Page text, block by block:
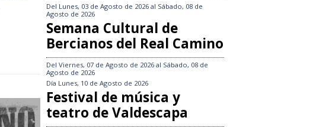
Del Lunes, 03 de Agosto de 2026 al Sábado, 08 de
Agosto de 2026
Semana Cultural de
Bercianos del Real Camino
Del Viernes, 07 de Agosto de 2026 al Sábado, 08 de
Agosto de 2026
Día Lunes, 10 de Agosto de 2026
Festival de música y
teatro de Valdescapa